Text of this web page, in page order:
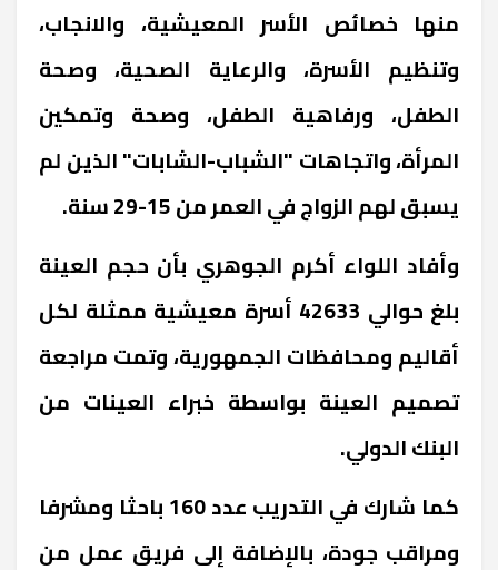
منها خصائص الأسر المعيشية، والانجاب،
وتنظيم الأسرة، والرعاية الصحية، وصحة
الطفل، ورفاهية الطفل، وصحة وتمكين
المرأة، واتجاهات "الشباب-الشابات" الذين لم
يسبق لهم الزواج في العمر من 15-29 سنة
.
وأفاد اللواء أكرم الجوهري بأن حجم العينة
بلغ حوالي 42633 أسرة معيشية ممثلة لكل
أقاليم ومحافظات الجمهورية، وتمت مراجعة
تصميم العينة بواسطة خبراء العينات من
البنك الدولي.
كما شارك في التدريب عدد 160 باحثا ومشرفا
ومراقب جودة، بالإضافة إلى فريق عمل من